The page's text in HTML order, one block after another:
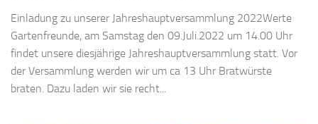
Einladung zu unserer Jahreshauptversammlung 2022Werte
Gartenfreunde, am Samstag den 09.Juli.2022 um 14.00 Uhr
findet unsere diesjährige Jahreshauptversammlung statt. Vor
der Versammlung werden wir um ca 13 Uhr Bratwürste
braten. Dazu laden wir sie recht...